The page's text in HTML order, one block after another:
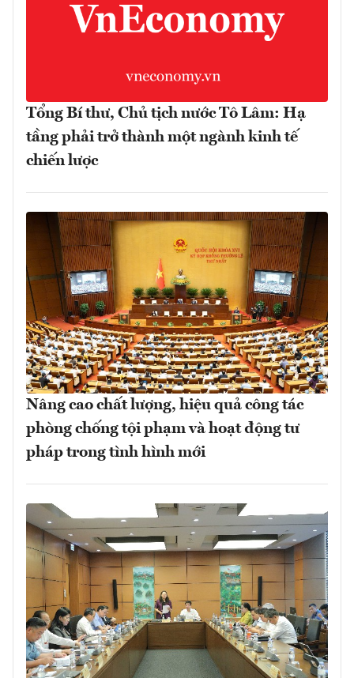
Tổng Bí thư, Chủ tịch nước Tô Lâm: Hạ
tầng phải trở thành một ngành kinh tế
chiến lược
Nâng cao chất lượng, hiệu quả công tác
phòng chống tội phạm và hoạt động tư
pháp trong tình hình mới